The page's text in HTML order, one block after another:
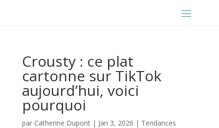
Crousty : ce plat
cartonne sur TikTok
aujourd’hui, voici
pourquoi
par Catherine Dupont| Jan 3, 2026 | Tendances